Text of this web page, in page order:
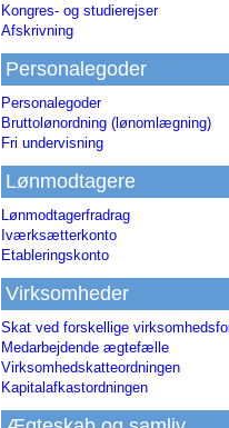
Kongres- og studierejser
Afskrivning
Personalegoder
Personalegoder
Bruttolønordning (lønomlægning)
Fri undervisning
Lønmodtagere
Lønmodtagerfradrag
Iværksætterkonto
Etableringskonto
Virksomheder
Skat ved forskellige
Medarbejdende ægtefælle
Virksomhedskatteordningen
Kapitalafkastordningen